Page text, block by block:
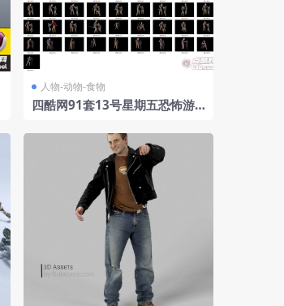
人物-动物-食物
四酷网91套13号星期五恐怖游